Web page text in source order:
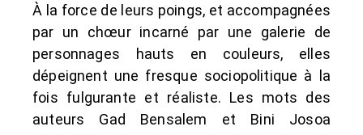
À la force de leurs poings, et accompagnées
par un chœur incarné par une galerie de
personnages hauts en couleurs, elles
dépeignent une fresque sociopolitique à la
fois fulgurante et réaliste. Les mots des
auteurs Gad Bensalem et Bini Josoa